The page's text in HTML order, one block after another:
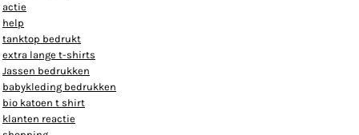
actie
help
tanktop bedrukt
extra lange t-shirts
Jassen bedrukken
babykleding bedrukken
bio katoen t shirt
klanten reactie